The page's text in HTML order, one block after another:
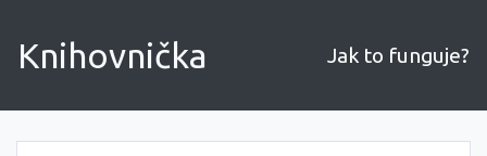
Knihovnička Jak to funguje?